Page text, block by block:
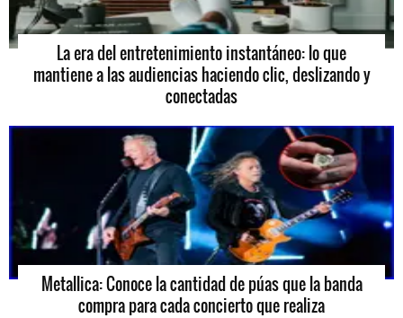
La era del entretenimiento instantáneo: lo que
mantiene a las audiencias haciendo clic, deslizando y
conectadas
Metallica: Conoce la cantidad de púas que la banda
compra para cada concierto que realiza